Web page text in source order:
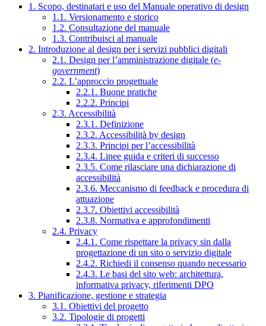
1. Scopo, destinatari e uso del Manuale operativo di design
1.1. Versionamento e storico
1.2. Consultazione del manuale
1.3. Contribuisci al manuale
2. Introduzione al design per i servizi pubblici digitali
2.1. Design per l’amministrazione digitale (e-
government)
2.2. L’approccio progettuale
2.2.1. Buone pratiche
2.2.2. Principi
2.3. Accessibilità
2.3.1. Definizione
2.3.2. Accessibilità by design
2.3.3. Principi per l’accessibilità
2.3.4. Linee guida e criteri di successo
2.3.5. Come rilasciare una dichiarazione di
accessibilità
2.3.6. Meccanismo di feedback e procedura di
attuazione
2.3.7. Obiettivi accessibilità
2.3.8. Normativa e approfondimenti
2.4. Privacy
2.4.1. Come rispettare la privacy sin dalla
progettazione di un sito o servizio digitale
2.4.2. Richiedi il consenso quando necessario
2.4.3. Le basi del sito web: architettura,
informativa privacy, riferimenti DPO
3. Pianificazione, gestione e strategia
3.1. Obiettivi del progetto
3.2. Tipologie di progetti